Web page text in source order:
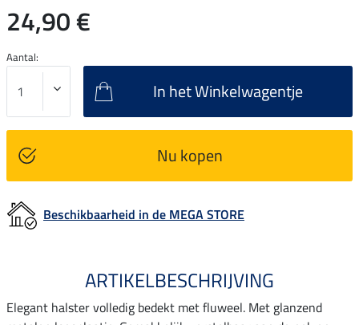
24,90 €
Aantal:
In het Winkelwagentje
Nu kopen
Beschikbaarheid in de MEGA STORE
ARTIKELBESCHRIJVING
Elegant halster volledig bedekt met fluweel. Met glanzend